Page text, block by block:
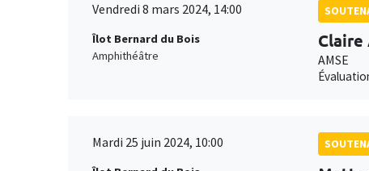
Vendredi 8 mars 2024, 14:00
Îlot Bernard du Bois
Amphithéâtre
Claire
AMSE
Mardi 25 juin 2024, 10:00